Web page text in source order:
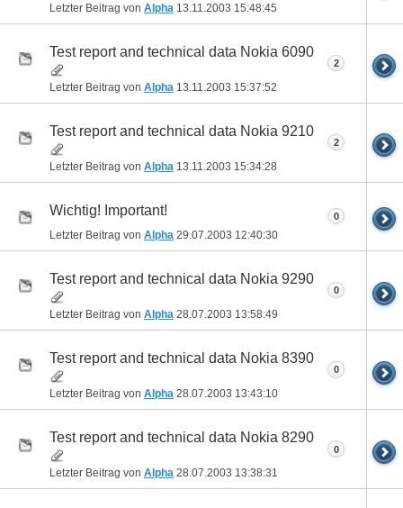
Letzter Beitrag von Alpha 13.11.2003 15:48:45
Test report and technical data Nokia 6090
Letzter Beitrag von Alpha 13.11.2003 15:37:52
2
Test report and technical data Nokia 9210
Letzter Beitrag von Alpha 13.11.2003 15:34:28
2
Wichtig! Important!
Letzter Beitrag von Alpha 29.07.2003 12:40:30
0
Test report and technical data Nokia 9290
Letzter Beitrag von Alpha 28.07.2003 13:58:49
0
Test report and technical data Nokia 8390
Letzter Beitrag von Alpha 28.07.2003 13:43:10
0
Test report and technical data Nokia 8290
Letzter Beitrag von Alpha 28.07.2003 13:38:31
0